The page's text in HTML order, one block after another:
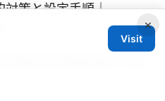
対策と設定手順｜
ド
围内实现隐私保护与自
×
Visit